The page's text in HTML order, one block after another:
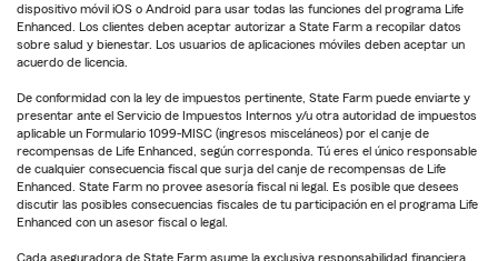
dispositivo móvil iOS o Android para usar todas las funciones del programa Life
Enhanced. Los clientes deben aceptar autorizar a State Farm a recopilar datos
sobre salud y bienestar. Los usuarios de aplicaciones móviles deben aceptar un
acuerdo de licencia.
De conformidad con la ley de impuestos pertinente, State Farm puede enviarte y
presentar ante el Servicio de Impuestos Internos y/u otra autoridad de impuestos
aplicable un Formulario 1099-MISC (ingresos misceláneos) por el canje de
recompensas de Life Enhanced, según corresponda. Tú eres el único responsable
de cualquier consecuencia fiscal que surja del canje de recompensas de Life
Enhanced. State Farm no provee asesoría fiscal ni legal. Es posible que desees
discutir las posibles consecuencias fiscales de tu participación en el programa Life
Enhanced con un asesor fiscal o legal.
Cada aseguradora de State Farm asume la exclusiva responsabilidad financiera